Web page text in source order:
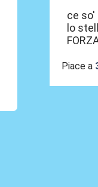
ce
lo
Piace a